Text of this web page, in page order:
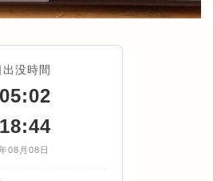
没時間
05:02
18:44
08月08日